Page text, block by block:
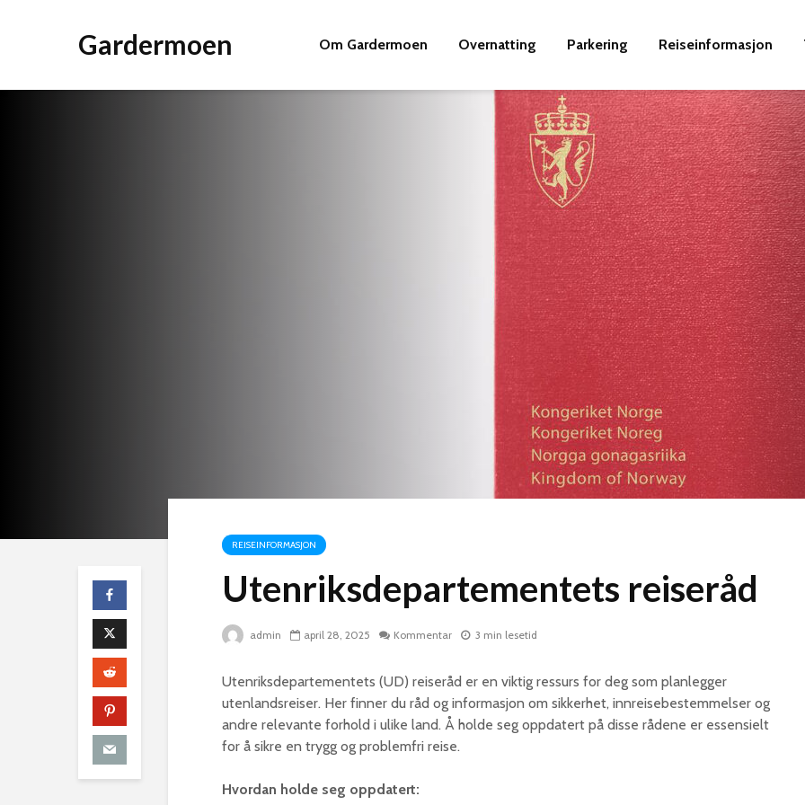
Gardermoen Om Gardermoen Overnatting Parkering Reiseinformasjon
REISEINFORMASJON
Utenriksdepartementets reiseråd
admin april 28, 2025 Kommentar 3 min lesetid
Utenriksdepartementets (UD) reiseråd er en viktig ressurs for deg som planlegger
utenlandsreiser. Her finner du råd og informasjon om sikkerhet, innreisebestemmelser og
andre relevante forhold i ulike land. Å holde seg oppdatert på disse rådene er essensielt
for å sikre en trygg og problemfri reise.
Hvordan holde seg oppdatert: